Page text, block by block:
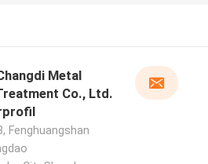
Metal
Co., Ltd.
Fenghuangshan